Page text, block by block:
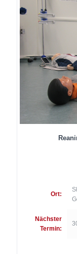
Ort:
Nächster
Termin: